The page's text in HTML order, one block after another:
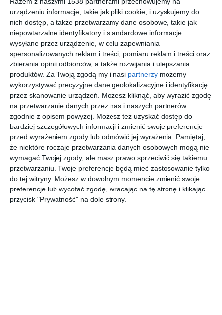
Razem z naszymi 1538 partnerami przechowujemy na
urządzeniu informacje, takie jak pliki cookie, i uzyskujemy do
nich dostęp, a także przetwarzamy dane osobowe, takie jak
niepowtarzalne identyfikatory i standardowe informacje
wysyłane przez urządzenie, w celu zapewniania
spersonalizowanych reklam i treści, pomiaru reklam i treści oraz
zbierania opinii odbiorców, a także rozwijania i ulepszania
produktów. Za Twoją zgodą my i nasi partnerzy możemy
wykorzystywać precyzyjne dane geolokalizacyjne i identyfikację
przez skanowanie urządzeń. Możesz kliknąć, aby wyrazić zgodę
na przetwarzanie danych przez nas i naszych partnerów
zgodnie z opisem powyżej. Możesz też uzyskać dostęp do
bardziej szczegółowych informacji i zmienić swoje preferencje
przed wyrażeniem zgody lub odmówić jej wyrażenia. Pamiętaj,
że niektóre rodzaje przetwarzania danych osobowych mogą nie
wymagać Twojej zgody, ale masz prawo sprzeciwić się takiemu
przetwarzaniu. Twoje preferencje będą mieć zastosowanie tylko
do tej witryny. Możesz w dowolnym momencie zmienić swoje
preferencje lub wycofać zgodę, wracając na tę stronę i klikając
przycisk "Prywatność" na dole strony.
Jasna łazienka
Dodaj do ulubionych
Łazienka z tapetą
Ophelia na ścianie